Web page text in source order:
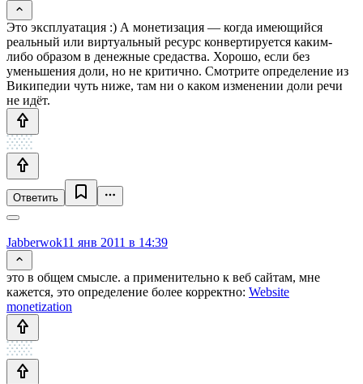
Это эксплуатация :) А монетизация — когда имеющийся
реальный или виртуальный ресурс конвертируется каким-
либо образом в денежные средаства. Хорошо, если без
уменьшения доли, но не критично. Смотрите определение из
Википедии чуть ниже, там ни о каком изменении доли речи
не идёт.
Ответить
Jabberwok11 янв 2011 в 14:39
это в общем смысле. а применительно к веб сайтам, мне
кажется, это определение более корректно: Website
monetization